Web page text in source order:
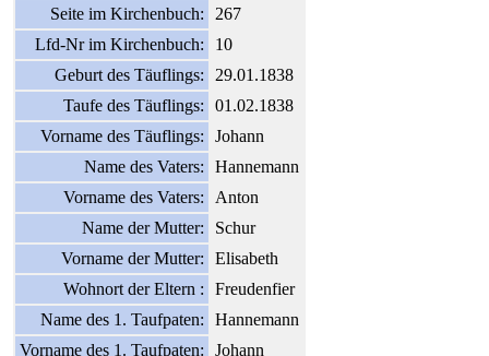
Seite im Kirchenbuch:
267
Lfd-Nr im Kirchenbuch:
10
Geburt des Täuflings:
29.01.1838
Taufe des Täuflings:
01.02.1838
Vorname des Täuflings:
Johann
Name des Vaters:
Hannemann
Vorname des Vaters:
Anton
Name der Mutter:
Schur
Vorname der Mutter:
Elisabeth
Wohnort der Eltern :
Freudenfier
Name des 1. Taufpaten:
Hannemann
Vorname des 1. Taufpaten:
Johann